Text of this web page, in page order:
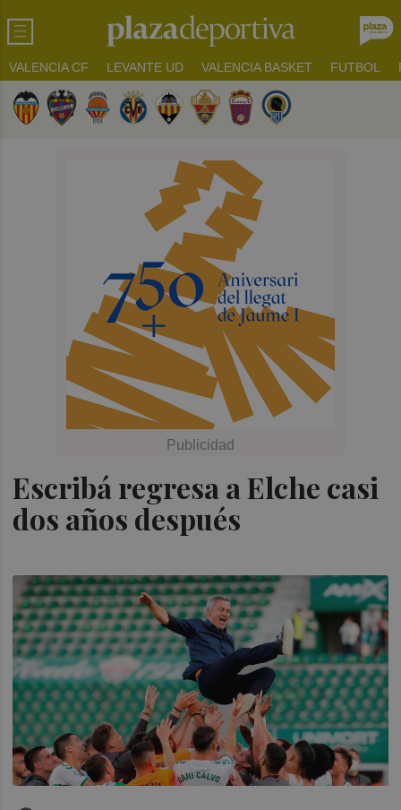
VALENCIA CF LEVANTE UD VALENCIA BASKET FUTBOL
Escribá regresa a Elche casi
dos años después